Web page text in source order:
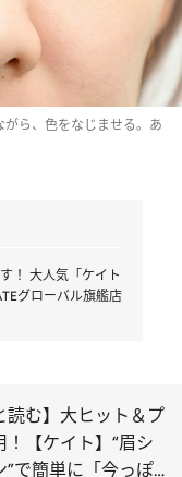
がら、色をなじませる。あ
！ 大人気「ケイト
グローバル旗艦店
読む】大ヒット＆プ
！【ケイト】“眉シ
”で簡単に「今っぽ